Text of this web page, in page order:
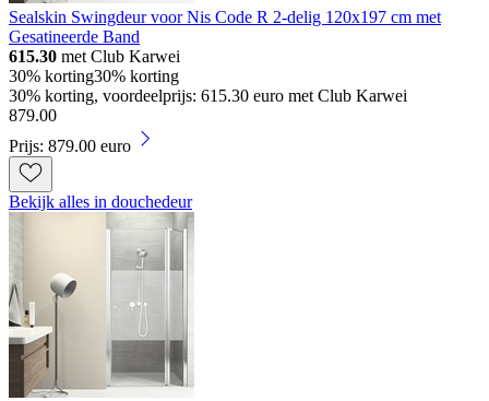
Sealskin Swingdeur voor Nis Code R 2-delig 120x197 cm met
Gesatineerde Band
615.30 met Club Karwei
30% korting30% korting
30% korting, voordeelprijs: 615.30 euro met Club Karwei
879.00
Prijs: 879.00 euro
Bekijk alles in douchedeur